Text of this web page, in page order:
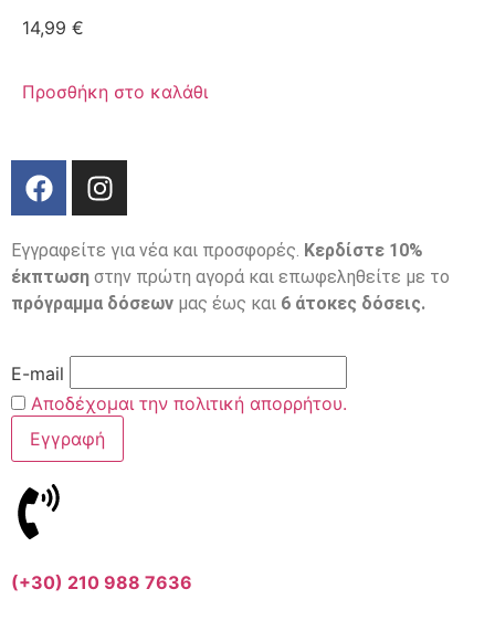
14,99 €
Προσθήκη στο καλάθι
Εγγραφείτε για νέα και προσφορές. Κερδίστε 10%
έκπτωση στην πρώτη αγορά και επωφεληθείτε με το
πρόγραμμα δόσεων μας έως και 6 άτοκες δόσεις.
E-mail
Αποδέχομαι την πολιτική απορρήτου.
(+30) 210 988 7636